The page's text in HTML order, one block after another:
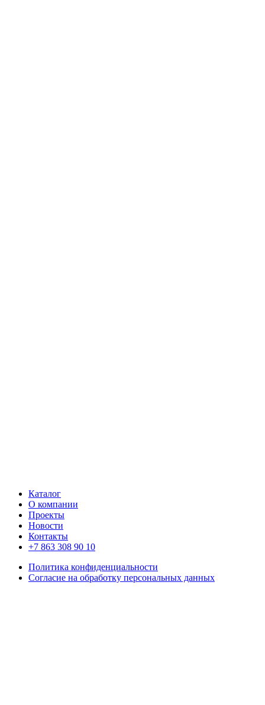
Каталог
О компании
Проекты
Новости
Контакты
+7 863 308 90 10
Политика конфиденциальности
Согласие на обработку персональных данных